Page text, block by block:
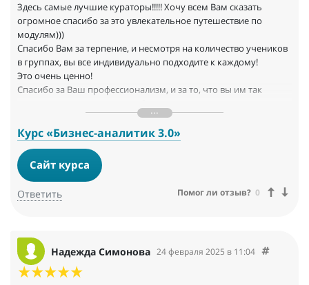
Здесь самые лучшие кураторы!!!!! Хочу всем Вам сказать
огромное спасибо за это увлекательное путешествие по
модулям)))
Спасибо Вам за терпение, и несмотря на количество учеников
в группах, вы все индивидуально подходите к каждому!
Это очень ценно!
Спасибо за Ваш профессионализм, и за то, что вы им так
общей массы, ІТ-специалистов!
Курс «Бизнес-аналитик 3.0»
Сайт курса
Ответить Помог ли отзыв? 0
Надежда Симонова 24 февраля 2025 в 11:04